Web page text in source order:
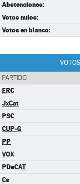
Abstenciones:
Votos nulos:
Votos en blanco:
PARTIDO
ERC
JxCat
PSC
CUP-G
PP
VOX
PDeCAT
Cs